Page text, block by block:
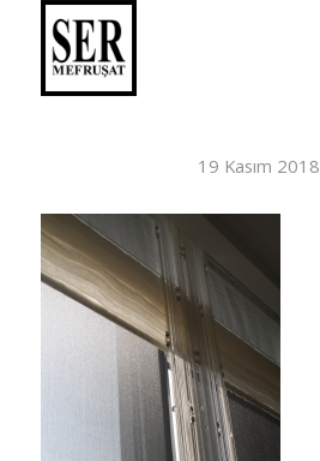
19 Kasım 2018